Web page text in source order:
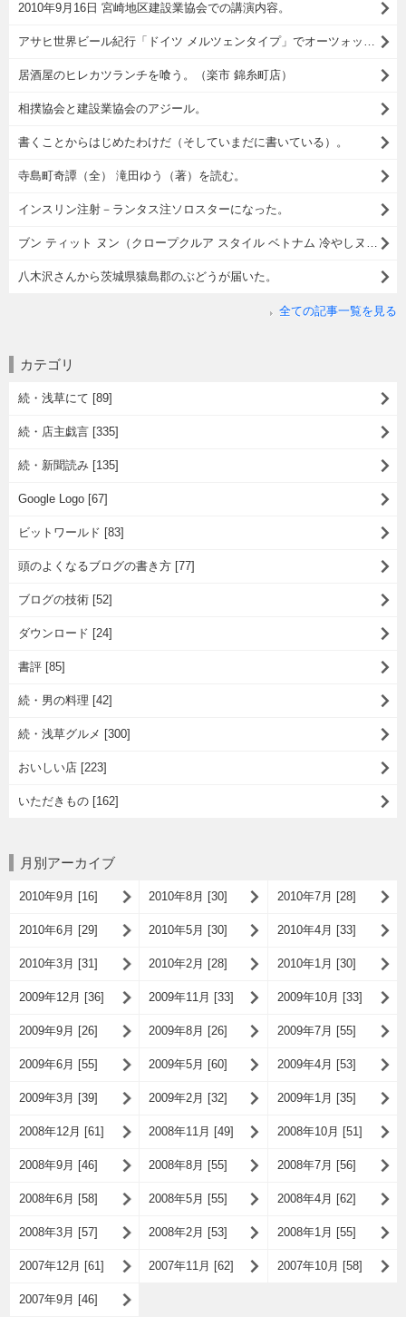
2010年9月16日 宮崎地区建設業協会での講演内容。
アサヒ世界ビール紀行「ドイツ メルツェンタイプ」でオーツォップフト イズ！
居酒屋のヒレカツランチを喰う。（楽市 錦糸町店）
相撲協会と建設業協会のアジール。
書くことからはじめたわけだ（そしていまだに書いている）。
寺島町奇譚（全） 滝田ゆう（著）を読む。
インスリン注射－ランタス注ソロスターになった。
ブン ティット ヌン（クロープクルア スタイル ベトナム 冷やしヌードル）でランチ。
八木沢さんから茨城県猿島郡のぶどうが届いた。
全ての記事一覧を見る
カテゴリ
続・浅草にて [89]
続・店主戯言 [335]
続・新聞読み [135]
Google Logo [67]
ビットワールド [83]
頭のよくなるブログの書き方 [77]
ブログの技術 [52]
ダウンロード [24]
書評 [85]
続・男の料理 [42]
続・浅草グルメ [300]
おいしい店 [223]
いただきもの [162]
月別アーカイブ
2010年9月 [16] 2010年8月 [30] 2010年7月 [28]
2010年6月 [29] 2010年5月 [30] 2010年4月 [33]
2010年3月 [31] 2010年2月 [28] 2010年1月 [30]
2009年12月 [36] 2009年11月 [33] 2009年10月 [33]
2009年9月 [26] 2009年8月 [26] 2009年7月 [55]
2009年6月 [55] 2009年5月 [60] 2009年4月 [53]
2009年3月 [39] 2009年2月 [32] 2009年1月 [35]
2008年12月 [61] 2008年11月 [49] 2008年10月 [51]
2008年9月 [46] 2008年8月 [55] 2008年7月 [56]
2008年6月 [58] 2008年5月 [55] 2008年4月 [62]
2008年3月 [57] 2008年2月 [53] 2008年1月 [55]
2007年12月 [61] 2007年11月 [62] 2007年10月 [58]
2007年9月 [46]